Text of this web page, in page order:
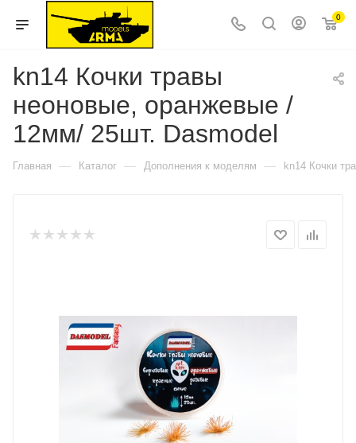
0
kn14 Кочки травы
неоновые, оранжевые /
12мм/ 25шт. Dasmodel
Главная — Каталог — Дополнения к моделям — kn14 Кочки